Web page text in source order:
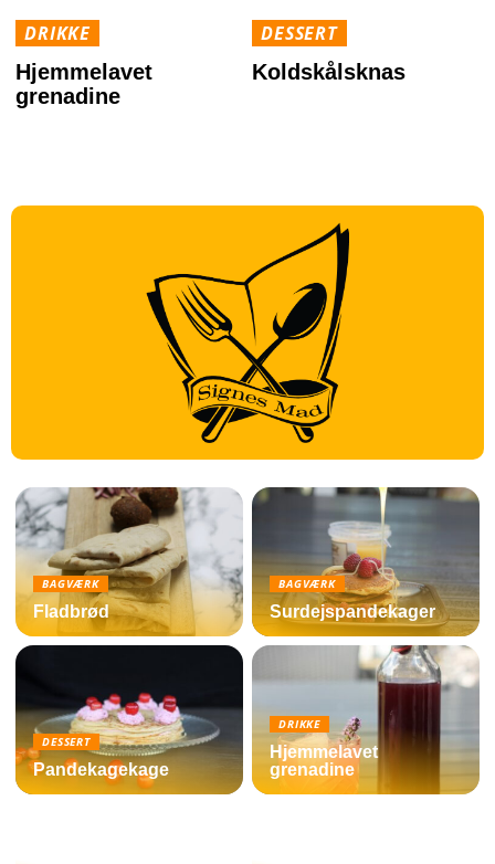
DRIKKE
Hjemmelavet
grenadine
DESSERT
Koldskålsknas
BAGVÆRK
Fladbrød
BAGVÆRK
Surdejspandekager
DESSERT
Pandekagekage
DRIKKE
Hjemmelavet
grenadine